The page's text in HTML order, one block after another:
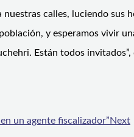
calles, luciendo
y esperamos vivir
Están todos
un agente fiscalizador”Next